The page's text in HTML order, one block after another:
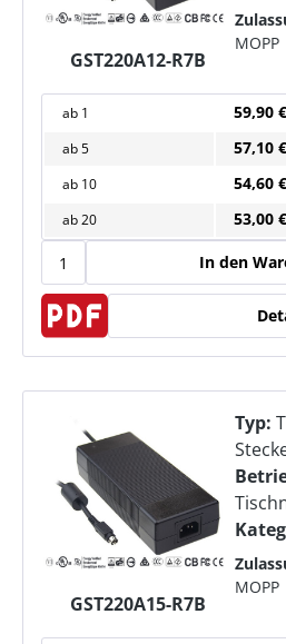
GST220A12-R7B
MOPP
ab 1 59,90
ab5 57,10
ab 10 54,60
ab20 53,00
In den
GST220A15-R7B
Typ:
MOPP